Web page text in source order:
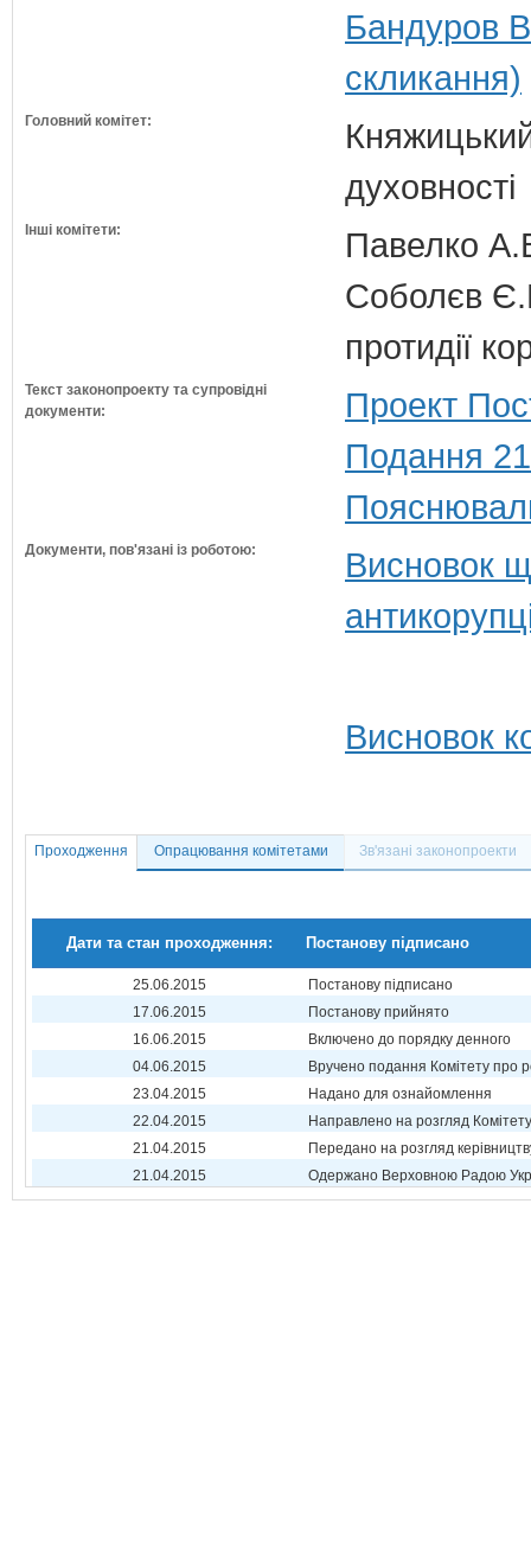
Бандуров
скликання)
Головний комітет:
духовності
Інші комітети:
Павелко
Соболєв
протидії
Текст законопроекту та супровідні
документи:
Проект
Подання
Документи, пов'язані із роботою:
Висновок
Висновок
Проходження Опрацювання комітетами Зв'язані законопроекти
Дати та стан проходження: Постанову підписано
25.06.2015
Постанову підписано
17.06.2015
Постанову прийнято
16.06.2015
Включено до порядку денного
04.06.2015
Вручено подання Комітету про
23.04.2015
Надано для ознайомлення
22.04.2015
Направлено на розгляд Комітету
21.04.2015
Передано на розгляд
21.04.2015
Одержано Верховною Радою